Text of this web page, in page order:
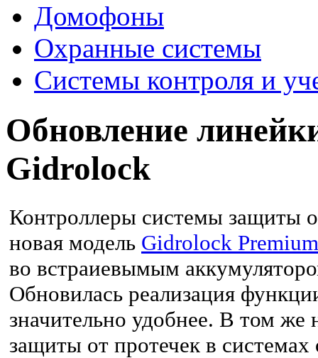
Домофоны
Охранные системы
Системы контроля и
Обновление
Gidrolock
Контроллеры системы защиты
новая модель Gidrolock Premium
во встраиевымым
Обновилась реализация
значительно удобнее. В том же
защиты от протечек в